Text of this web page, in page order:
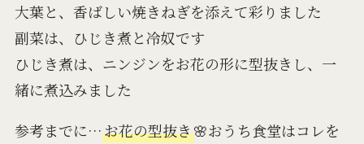
大葉と、香ばしい焼きねぎを添えて彩りました
副菜は、ひじき煮と冷奴です
ひじき煮は、ニンジンをお花の形に型抜きし、一
緒に煮込みました
参考までに…お花の型抜き🌸おうち食堂はコレを